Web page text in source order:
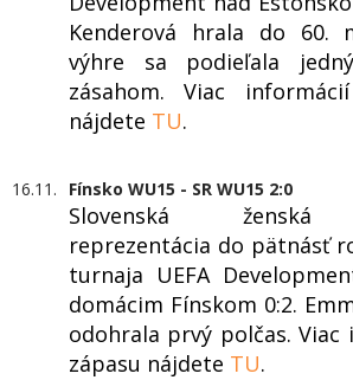
Kenderová hrala do 60.
výhre sa podieľala
zásahom. Viac
nájdete TU.
16.11. Fínsko WU15 - SR WU15 2:0
Slovenská ženská
reprezentácia do pätnásť
turnaja UEFA
domácim Fínskom 0:2.
odohrala prvý polčas. Viac
zápasu nájdete TU.